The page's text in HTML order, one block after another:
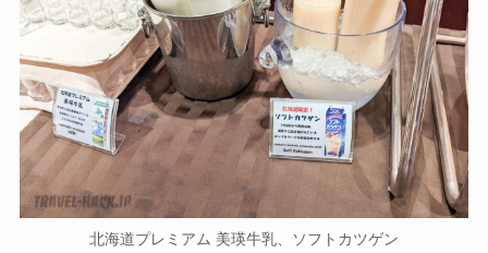
北海道プレミアム 美瑛牛乳、ソフトカツゲン